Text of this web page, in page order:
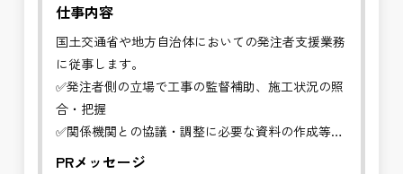
仕事内容
国土交通省や地方自治体においての発注者支援業務
に従事します。
✅発注者側の立場で工事の監督補助、施工状況の照
合・把握
✅関係機関との協議・調整に必要な資料の作成等
PRメッセージ